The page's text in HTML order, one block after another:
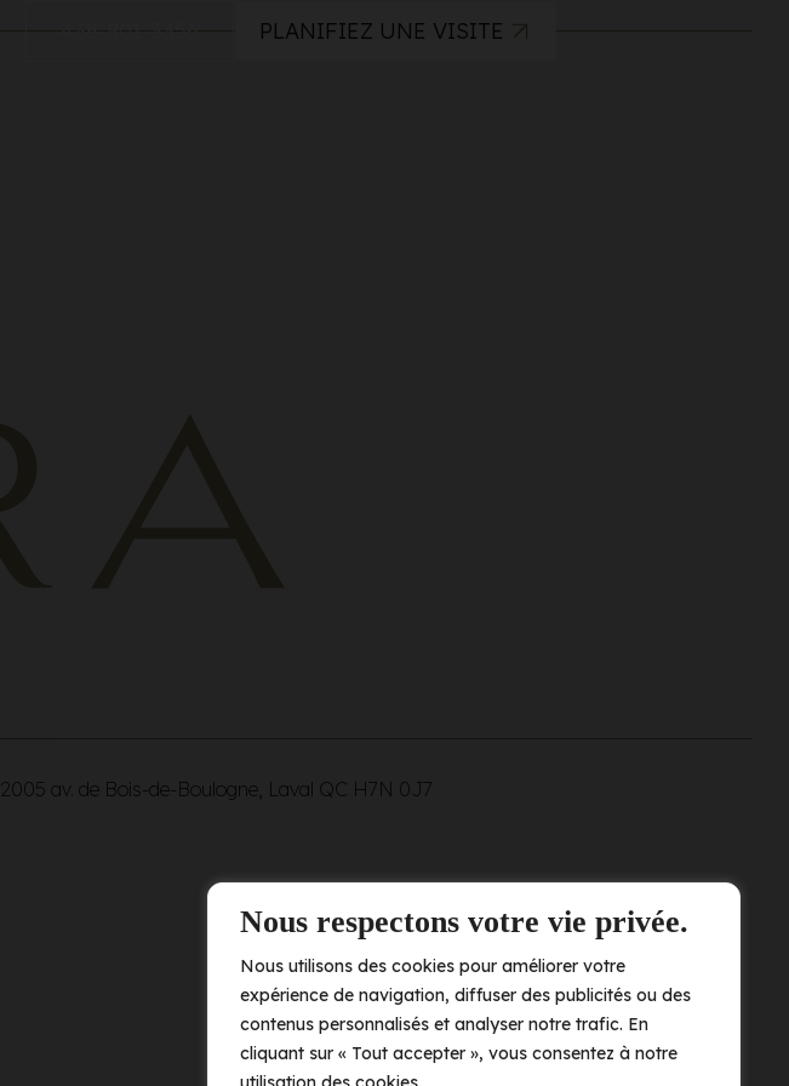
Nous respectons votre vie privée.
Nous utilisons des cookies pour améliorer votre
expérience de navigation, diffuser des publicités ou des
contenus personnalisés et analyser notre trafic. En
cliquant sur « Tout accepter », vous consentez à notre
PLANIFIEZ UNE VISITE
2005 av. de Bois-de-Boulogne, Laval QC H7N 0J7